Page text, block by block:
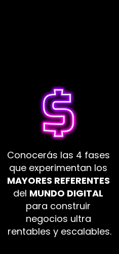
Conocerás las 4 fases
del MUNDO DIGITAL
para construir
negocios ultra
rentables y escalables.